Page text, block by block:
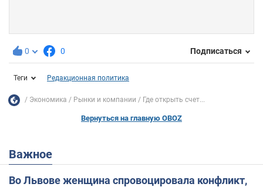
0 0 Подписаться
Теги Редакционная политика
Экономика Рынки и компании Где открыть счет...
Вернуться на главную OBOZ
Важное
Во Львове женщина спровоцировала конфликт,